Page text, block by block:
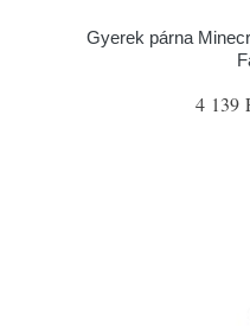
Gyerek párna
4 139